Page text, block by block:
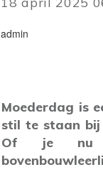
admin
Moederdag is
stil te staan
Of je nu